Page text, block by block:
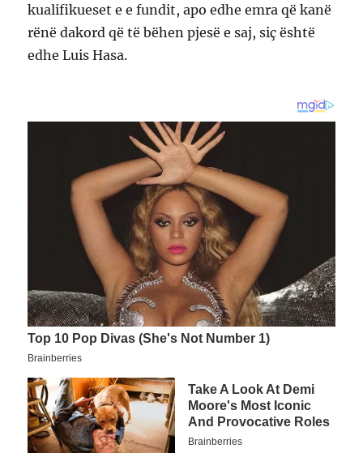
kualifikueset e e fundit, apo edhe emra që kanë
rënë dakord që të bëhen pjesë e saj, siç është
edhe Luis Hasa.